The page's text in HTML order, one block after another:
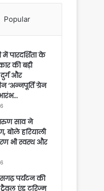
Popular
में पारदर्शिता के
की बड़ी
और
‘अन्नपूर्ति ग्रेन
साव ने
बोले हरियाली
भी स्वस्थ और
पर्यटन की
एंड टूरिज्म